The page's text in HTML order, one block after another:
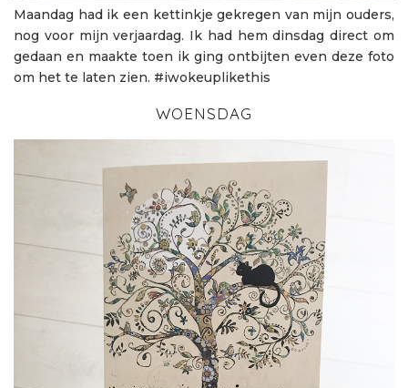
Maandag had ik een kettinkje gekregen van mijn ouders,
nog voor mijn verjaardag. Ik had hem dinsdag direct om
gedaan en maakte toen ik ging ontbijten even deze foto
om het te laten zien. #iwokeuplikethis
WOENSDAG